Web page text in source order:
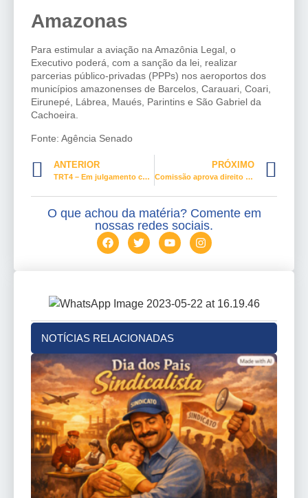
Amazonas
Para estimular a aviação na Amazônia Legal, o
Executivo poderá, com a sanção da lei, realizar
parcerias público-privadas (PPPs) nos aeroportos dos
municípios amazonenses de Barcelos, Carauari, Coari,
Eirunepé, Lábrea, Maués, Parintins e São Gabriel da
Cachoeira.
Fonte: Agência Senado
ANTERIOR
TRT4 – Em julgamento com perspectiva de gênero, SDI-1 do TRT-4 determina rescisão indireta do contrato de empregada assediada pelo chefe
PRÓXIMO
Comissão aprova direito de lactantes amamentarem durante provas de concurso público
O que achou da matéria? Comente em
nossas redes sociais.
NOTÍCIAS RELACIONADAS